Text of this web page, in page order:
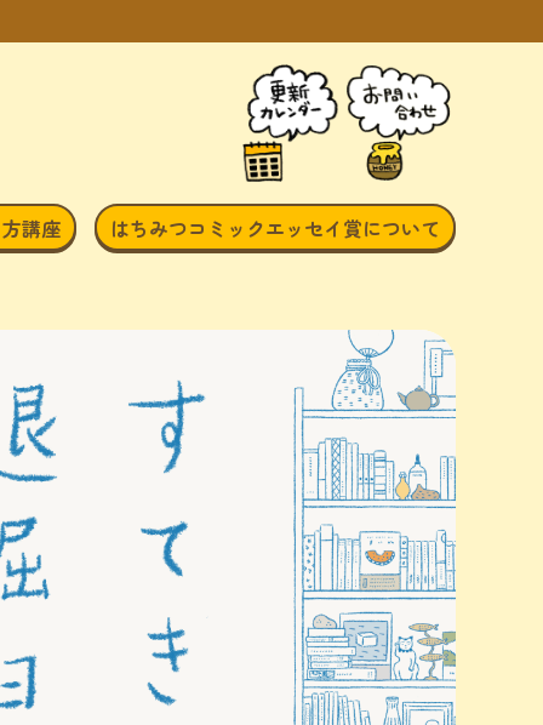
講座 はちみつコミックエッセイ賞について